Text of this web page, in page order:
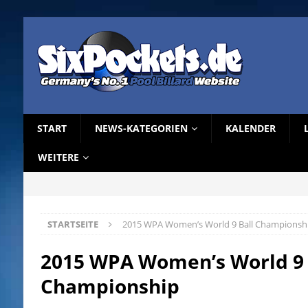
START NEWS-KATEGORIEN KALENDER
WEITERE
STARTSEITE 2015 WPA Women’s World 9 Ball
2015 WPA Women’s World
Championship